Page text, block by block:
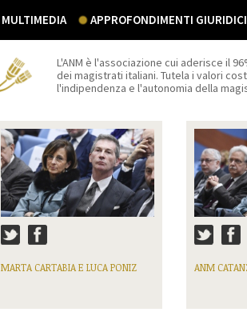
MULTIMEDIA APPROFONDIMENTI GIURIDICI
L'ANM è l'associazione cui aderisce il
dei magistrati italiani. Tutela i valori
l'indipendenza e l'autonomia della
MARTA CARTABIA E LUCA PONIZ ANM